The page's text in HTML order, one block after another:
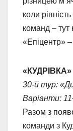
коли
команд – тут
«Епіцентр»
«КУДРІВКА»
30-й тур:
Варіанти:
Разом з
команди з